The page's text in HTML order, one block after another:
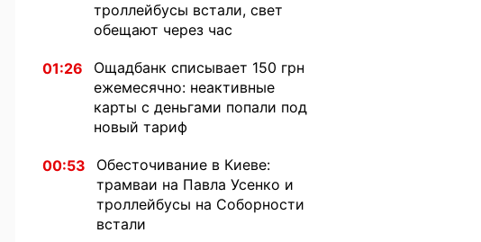
троллейбусы встали, свет
обещают через час
01:26
Ощадбанк списывает 150 грн
ежемесячно: неактивные
карты с деньгами попали под
новый тариф
00:53
Обесточивание в Киеве:
трамваи на Павла Усенко и
троллейбусы на Соборности
встали